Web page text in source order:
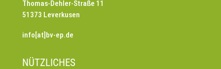
Thomas-Dehler-Straße 11
51373 Leverkusen
info[at]bv-ep.de
NÜTZLICHES